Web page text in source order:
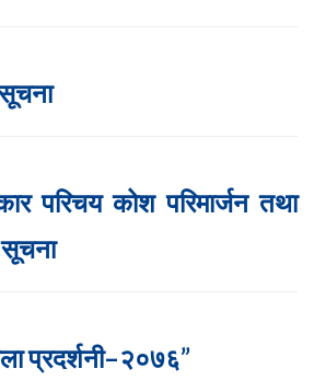
सूचना
परिचय कोश परिमार्जन तथा
प्रदर्शनी–२०७६”